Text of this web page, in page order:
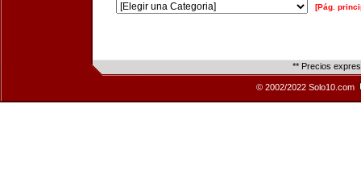
[Pág.
** Precios
© 2002/2022 Solo10.com